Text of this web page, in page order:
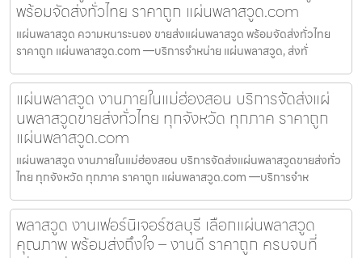
พร้อมจัดส่งทั่วไทย ราคาถูก แผ่นพลาสวูด.com
แผ่นพลาสวูด ความหนาระนอง ขายส่งแผ่นพลาสวูด พร้อมจัดส่งทั่วไทย
ราคาถูก แผ่นพลาสวูด.com —บริการจำหน่าย แผ่นพลาสวูด, ส่งทั่
แผ่นพลาสวูด งานภายในแม่ฮ่องสอน บริการจัดส่งแผ่
นพลาสวูดขายส่งทั่วไทย ทุกจังหวัด ทุกภาค ราคาถูก
แผ่นพลาสวูด.com
แผ่นพลาสวูด งานภายในแม่ฮ่องสอน บริการจัดส่งแผ่นพลาสวูดขายส่งทั่ว
ไทย ทุกจังหวัด ทุกภาค ราคาถูก แผ่นพลาสวูด.com —บริการจำห
พลาสวูด งานเฟอร์นิเจอร์ชลบุรี เลือกแผ่นพลาสวูด
คุณภาพ พร้อมส่งถึงใจ – งานดี ราคาถูก ครบจบที่